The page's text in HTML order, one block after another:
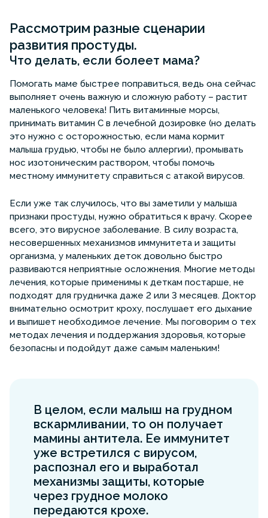
Рассмотрим разные сценарии
развития простуды.
Что делать, если болеет мама?
Помогать маме быстрее поправиться, ведь она сейчас
выполняет очень важную и сложную работу – растит
маленького человека! Пить витаминные морсы,
принимать витамин С в лечебной дозировке (но делать
это нужно с осторожностью, если мама кормит
малыша грудью, чтобы не было аллергии), промывать
нос изотоническим раствором, чтобы помочь
местному иммунитету справиться с атакой вирусов.
Если уже так случилось, что вы заметили у малыша
признаки простуды, нужно обратиться к врачу. Скорее
всего, это вирусное заболевание. В силу возраста,
несовершенных механизмов иммунитета и защиты
организма, у маленьких деток довольно быстро
развиваются неприятные осложнения. Многие методы
лечения, которые применимы к деткам постарше, не
подходят для грудничка даже 2 или 3 месяцев. Доктор
внимательно осмотрит кроху, послушает его дыхание
и выпишет необходимое лечение. Мы поговорим о тех
методах лечения и поддержания здоровья, которые
безопасны и подойдут даже самым маленьким!
В целом, если малыш на грудном
вскармливании, то он получает
мамины антитела. Ее иммунитет
уже встретился с вирусом,
распознал его и выработал
механизмы защиты, которые
через грудное молоко
передаются крохе.